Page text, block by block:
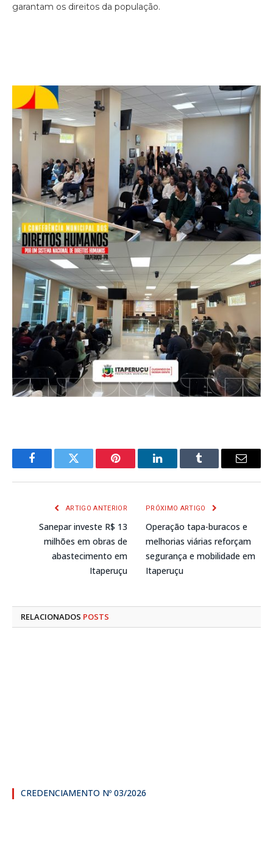
garantam os direitos da população.
FacebookTwitter Pinterest LinkedInTumblr
E-
ARTIGO ANTERIOR
Sanepar investe R$ 13
milhões em obras de
abastecimento em
Itaperuçu
PRÓXIMO ARTIGO
Operação tapa-buracos e
melhorias viárias reforçam
segurança e mobilidade em
Itaperuçu
RELACIONADOS POSTS
CREDENCIAMENTO Nº 03/2026